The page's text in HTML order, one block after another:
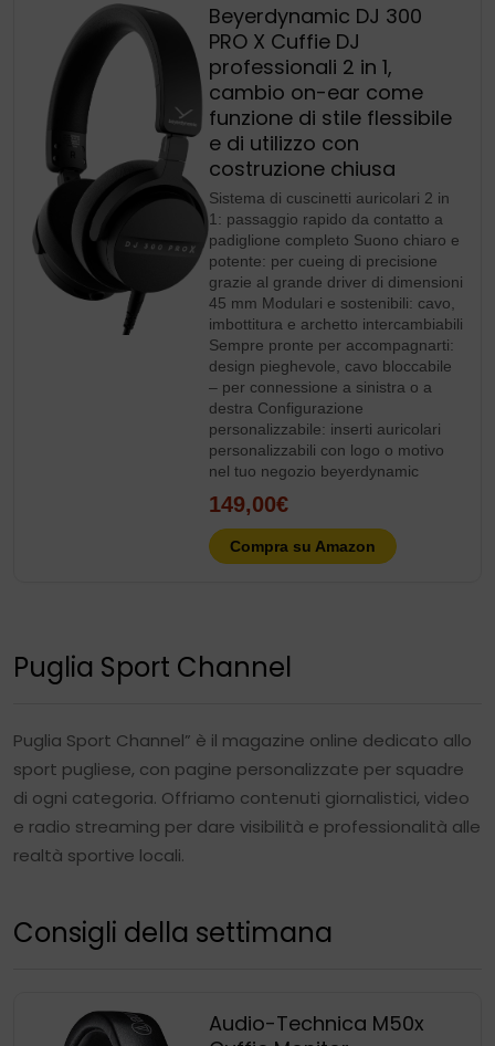
Beyerdynamic DJ 300
PRO X Cuffie DJ
professionali 2 in 1,
cambio on-ear come
funzione di stile flessibile
e di utilizzo con
costruzione chiusa
Sistema di cuscinetti auricolari 2 in
1: passaggio rapido da contatto a
padiglione completo Suono chiaro e
potente: per cueing di precisione
grazie al grande driver di dimensioni
45 mm Modulari e sostenibili: cavo,
imbottitura e archetto intercambiabili
Sempre pronte per accompagnarti:
design pieghevole, cavo bloccabile
– per connessione a sinistra o a
destra Configurazione
personalizzabile: inserti auricolari
personalizzabili con logo o motivo
nel tuo negozio beyerdynamic
149,00€
Compra su Amazon
Puglia Sport Channel
Puglia Sport Channel” è il magazine online dedicato allo
sport pugliese, con pagine personalizzate per squadre
di ogni categoria. Offriamo contenuti giornalistici, video
e radio streaming per dare visibilità e professionalità alle
realtà sportive locali.
Consigli della settimana
Audio-Technica M50x